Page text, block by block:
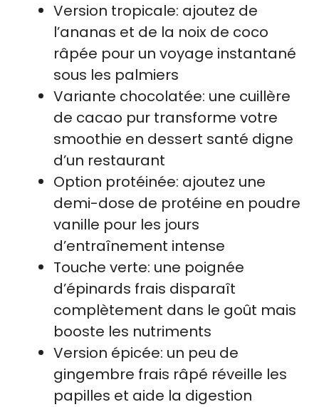
Version tropicale: ajoutez de
l’ananas et de la noix de coco
râpée pour un voyage instantané
sous les palmiers
Variante chocolatée: une cuillère
de cacao pur transforme votre
smoothie en dessert santé digne
d’un restaurant
Option protéinée: ajoutez une
demi-dose de protéine en poudre
vanille pour les jours
d’entraînement intense
Touche verte: une poignée
d’épinards frais disparaît
complètement dans le goût mais
booste les nutriments
Version épicée: un peu de
gingembre frais râpé réveille les
papilles et aide la digestion